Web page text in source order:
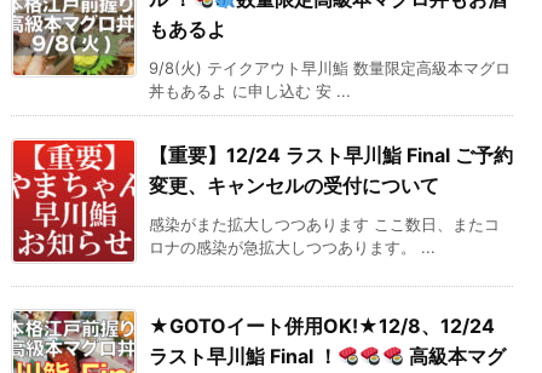
もあるよ
9/8(火) テイクアウト早川鮨 数量限定高級本マグロ
丼もあるよ に申し込む 安 ...
【重要】12/24 ラスト早川鮨 Final ご予約
変更、キャンセルの受付について
感染がまた拡大しつつあります ここ数日、またコ
ロナの感染が急拡大しつつあります。 ...
★GOTOイート併用OK!★12/8、12/24
ラスト早川鮨 Final ！
高級本マグ